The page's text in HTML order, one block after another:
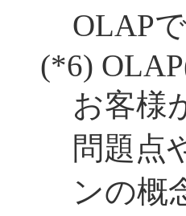
OLAPで
(*6)
お客様
問題点
ンの概